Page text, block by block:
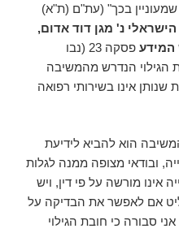
שמעוניין בכך" (עת"ם (ת"א)
נ' מגן דוד אדום,
המידע
פסקה 23 (נבו
הגילוי הנדרש מהמשיבה
אינו בשירותי רפואה
הוא להביא לידיעת
ובודאי מצופה ממנה לגלות
אינו מורשה על פי דין, ויש
אם לאפשר את הבדיקה על
סבורה כי חובת הגילוי